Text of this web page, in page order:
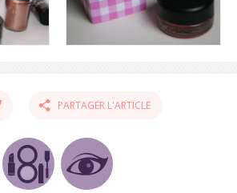
PARTAGER L'ARTICLE